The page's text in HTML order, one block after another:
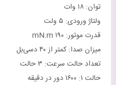
توان: ۱۸ وات
ولتاژ ورودی: ۵ ولت
قدرت موتور: ۱۹۰ mN.m
میزان صدا: کمتر از ۴۰ دسی‌بل
تعداد حالت سرعت: ۳ حالت
حالت ۱: ۱۶۰۰ دور در دقیقه